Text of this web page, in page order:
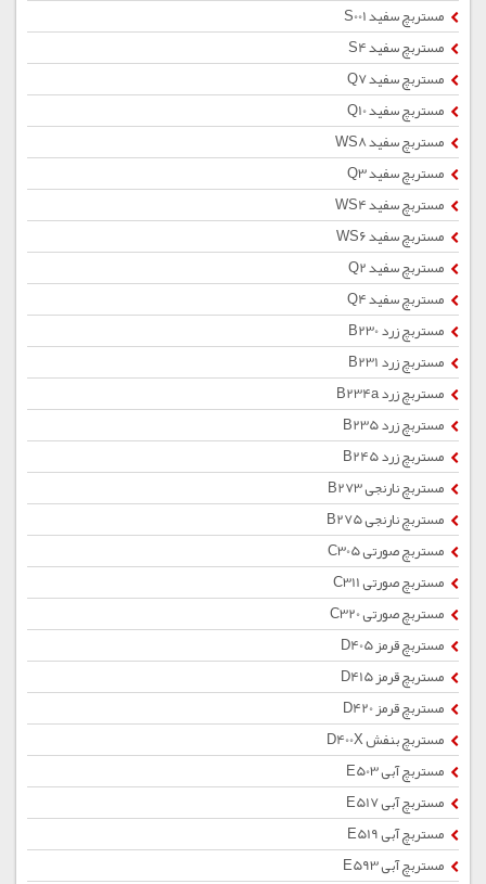
مستربچ سفید S001
مستربچ سفید S4
مستربچ سفید Q7
مستربچ سفید Q10
مستربچ سفید WS8
مستربچ سفید Q3
مستربچ سفید WS4
مستربچ سفید WS6
مستربچ سفید Q2
مستربچ سفید Q4
مستربچ زرد B230
مستربچ زرد B231
مستربچ زرد B234a
مستربچ زرد B235
مستربچ زرد B245
مستربچ نارنجی B273
مستربچ نارنجی B275
مستربچ صورتی C305
مستربچ صورتی C311
مستربچ صورتی C320
مستربچ قرمز D405
مستربچ قرمز D415
مستربچ قرمز D420
مستربچ بنفش D400X
مستربچ آبی E503
مستربچ آبی E517
مستربچ آبی E519
مستربچ آبی E593